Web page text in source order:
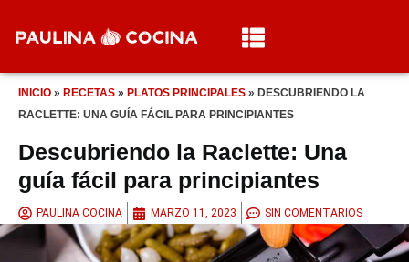
INICIO » RECETAS » PLATOS PRINCIPALES » DESCUBRIENDO LA
RACLETTE: UNA GUÍA FÁCIL PARA PRINCIPIANTES
Descubriendo la Raclette: Una
guía fácil para principiantes
PAULINA COCINA MARZO 11, 2023 SIN COMENTARIOS